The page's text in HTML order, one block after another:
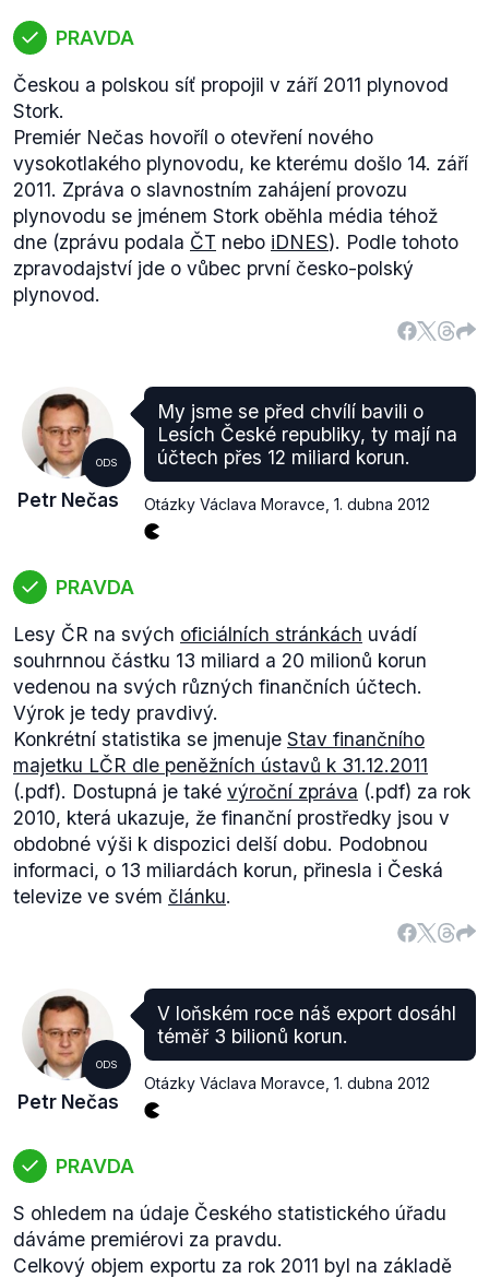
PRAVDA
Českou a polskou síť propojil v září 2011 plynovod
Stork.
Premiér Nečas hovoříl o otevření nového
vysokotlakého plynovodu, ke kterému došlo 14. září
2011. Zpráva o slavnostním zahájení provozu
plynovodu se jménem Stork oběhla média téhož
dne (zprávu podala ČT nebo iDNES). Podle tohoto
zpravodajství jde o vůbec první česko-polský
plynovod.
ODS
Petr Nečas
My jsme se před chvílí bavili o
Lesích České republiky, ty mají na
účtech přes 12 miliard korun.
Otázky Václava Moravce 1. dubna 2012
PRAVDA
Lesy ČR na svých oficiálních stránkách uvádí
souhrnnou částku 13 miliard a 20 milionů korun
vedenou na svých různých finančních účtech.
Výrok je tedy pravdivý.
Konkrétní statistika se jmenuje Stav finančního
majetku LČR dle peněžních ústavů k 31.12.2011
(.pdf). Dostupná je také výroční zpráva (.pdf) za rok
2010, která ukazuje, že finanční prostředky jsou v
obdobné výši k dispozici delší dobu. Podobnou
informaci, o 13 miliardách korun, přinesla i Česká
televize ve svém článku.
ODS
Petr Nečas
V loňském roce náš export dosáhl
téměř 3 bilionů korun.
Otázky Václava Moravce 1. dubna 2012
PRAVDA
S ohledem na údaje Českého statistického úřadu
dáváme premiérovi za pravdu.
Celkový objem exportu za rok 2011 byl na základě